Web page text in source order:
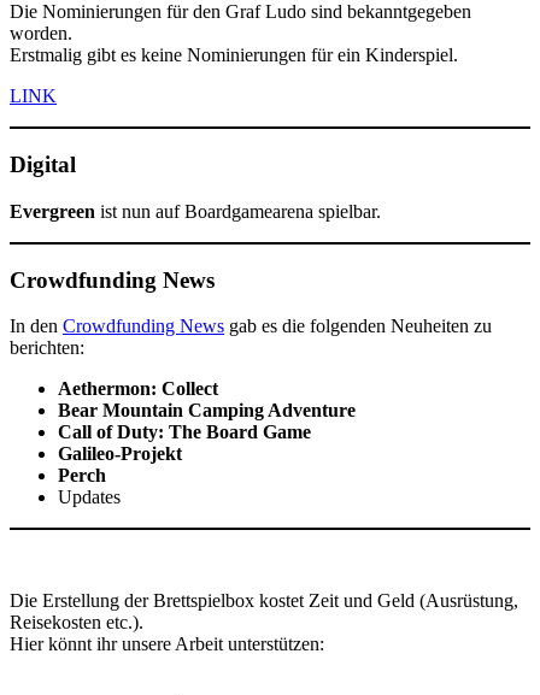
Die Nominierungen für den Graf Ludo sind bekanntgegeben
worden.
Erstmalig gibt es keine Nominierungen für ein Kinderspiel.
LINK
Digital
Evergreen ist nun auf Boardgamearena spielbar.
Crowdfunding News
In den Crowdfunding News gab es die folgenden Neuheiten zu
berichten:
Aethermon: Collect
Bear Mountain Camping Adventure
Call of Duty: The Board Game
Galileo-Projekt
Perch
Updates
Die Erstellung der Brettspielbox kostet Zeit und Geld (Ausrüstung,
Reisekosten etc.).
Hier könnt ihr unsere Arbeit unterstützen: